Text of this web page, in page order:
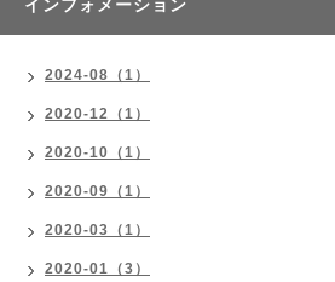
インフォメーション
2024-08（1）
2020-12（1）
2020-10（1）
2020-09（1）
2020-03（1）
2020-01（3）